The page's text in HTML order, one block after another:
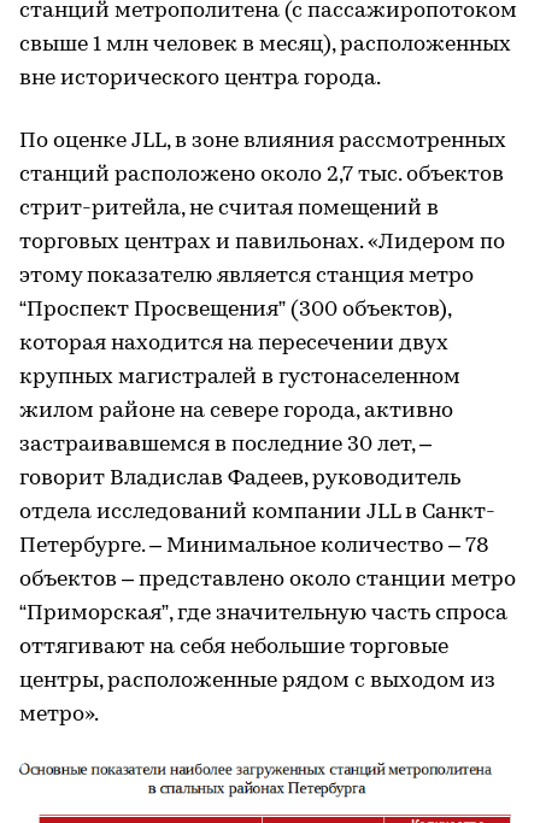
станций метрополитена (с пассажиропотоком
свыше 1 млн человек в месяц), расположенных
вне исторического центра города.
По оценке JLL, в зоне влияния рассмотренных
станций расположено около 2,7 тыс. объектов
стрит-ритейла, не считая помещений в
торговых центрах и павильонах. «Лидером по
этому показателю является станция метро
“Проспект Просвещения” (300 объектов),
которая находится на пересечении двух
крупных магистралей в густонаселенном
жилом районе на севере города, активно
застраивавшемся в последние 30 лет, –
говорит Владислав Фадеев, руководитель
отдела исследований компании JLL в Санкт-
Петербурге. – Минимальное количество – 78
объектов – представлено около станции метро
“Приморская”, где значительную часть спроса
оттягивают на себя небольшие торговые
центры, расположенные рядом с выходом из
метро».